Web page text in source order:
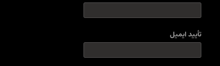
تأیید ایمیل